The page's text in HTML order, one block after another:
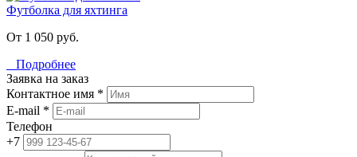
Футболка для яхтинга
От 1 050 руб.
Подробнее
Заявка на заказ
Контактное имя *
E-mail *
Телефон
+7